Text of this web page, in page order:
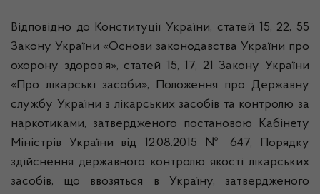
Відповідно до Конституції України, статей 15, 22, 55
Закону України «Основи законодавства України про
охорону здоров’я», статей 15, 17, 21 Закону України
«Про лікарські засоби», Положення про Державну
службу України з лікарських засобів та контролю за
наркотиками, затвердженого постановою Кабінету
Міністрів України від 12.08.2015 № 647, Порядку
здійснення державного контролю якості лікарських
засобів, що ввозяться в Україну, затвердженого